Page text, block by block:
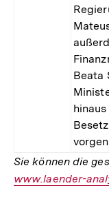
Beata
Sie können die
www.laender-